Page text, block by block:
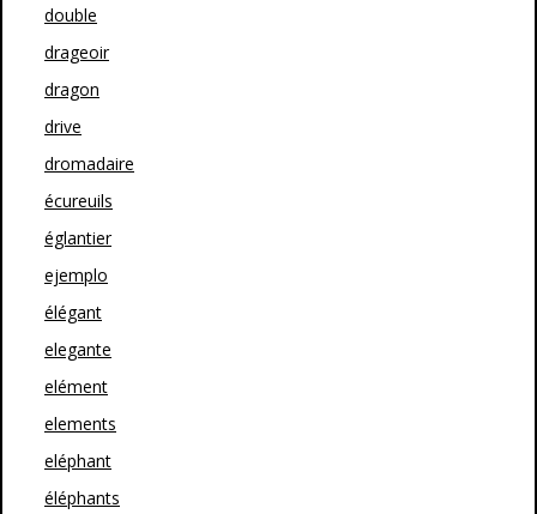
double
drageoir
dragon
drive
dromadaire
écureuils
églantier
ejemplo
élégant
elegante
elément
elements
eléphant
éléphants